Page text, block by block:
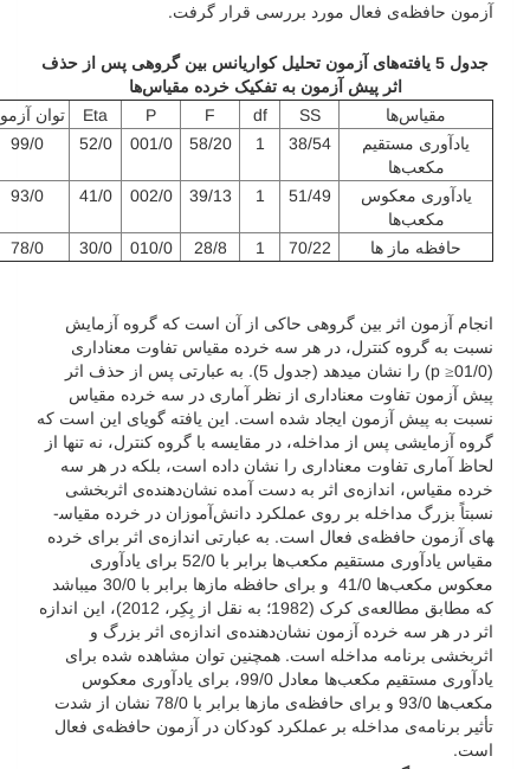
آزمون حافظه‌ی فعال مورد بررسی قرار گرفت.
جدول
5 یافته‌های آزمون تحلیل کواریانس بین گروهی پس از حذف
اثر پیش آزمون به تفکیک خرده مقیاس‌ها
مقیاس‌ها
SS
df
F
P
Eta
توان
یادآوری مستقیم
مکعب‌ها
38/54
1
58/20
001/0
52/0
99/0
یادآوری معکوس
مکعب‌ها
51/49
1
39/13
002/0
41/0
93/0
حافظه ماز ها 70/22
1
28/8
010/0
30/0
78/0
انجام آزمون اثر بین گروهی حاکی از آن است که گروه آزمایش
نسبت به گروه کنترل، در هر سه خرده مقیاس تفاوت معناداری
(01/0≤ p) را نشان می­دهد (جدول 5). به عبارتی پس از حذف اثر
پیش آزمون تفاوت معناداری از نظر آماری در سه خرده مقیاس
نسبت به پیش آزمون ایجاد شده است. این یافته گویای این است که
گروه آزمایشی پس از مداخله، در مقایسه با گروه کنترل، نه تنها از
لحاظ آماری تفاوت معناداری را نشان داده است، بلکه در هر سه
خرده مقیاس، اندازه‌ی اثر به دست آمده نشان‌دهنده‌ی اثربخشی
نسبتاً بزرگ مداخله بر روی عملکرد دانش‌آموزان در خرده مقیاس­
های آزمون حافظه‌ی فعال است. به عبارتی اندازه‌ی اثر برای خرده
مقیاس یادآوری مستقیم مکعب‌ها برابر با 52/0 برای یادآوری
معکوس مکعب‌ها 41/0 و برای حافظه ماز­ها برابر با 30/0 می­باشد
که مطابق مطالعه‌ی کرک (1982؛ به نقل از بِکِر، 2012)، این اندازه
اثر در هر سه خرده آزمون نشان‌دهنده‌ی اندازه‌ی اثر بزرگ و
اثربخشی برنامه مداخله است. همچنین توان مشاهده شده برای
یادآوری مستقیم مکعب‌ها معادل 99/0، برای یادآوری معکوس
مکعب‌ها 93/0 و برای حافظه‌ی مازها برابر با 78/0 نشان از شدت
تأثیر برنامه‌ی مداخله بر عملکرد کودکان در آزمون حافظه‌ی فعال
است.